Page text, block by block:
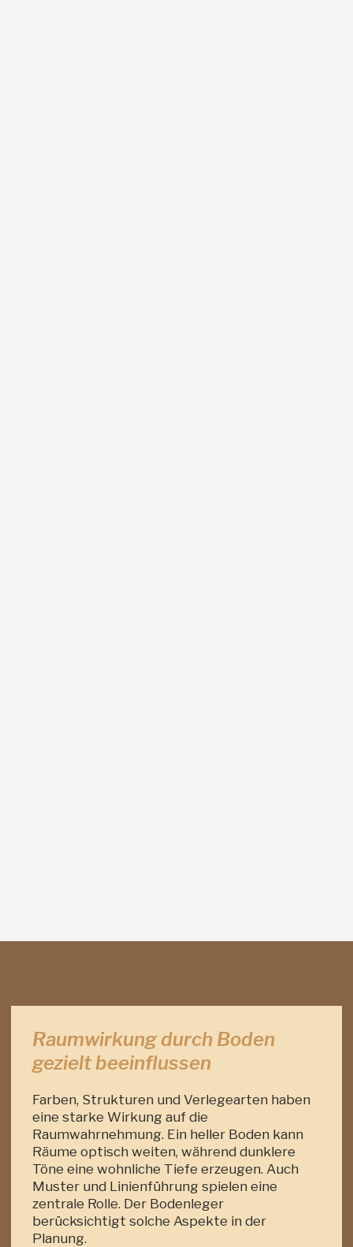
Raumwirkung durch Boden
gezielt beeinflussen
Farben, Strukturen und Verlegearten haben
eine starke Wirkung auf die
Raumwahrnehmung. Ein heller Boden kann
Räume optisch weiten, während dunklere
Töne eine wohnliche Tiefe erzeugen. Auch
Muster und Linienführung spielen eine
zentrale Rolle. Der Bodenleger
berücksichtigt solche Aspekte in der
Planung.